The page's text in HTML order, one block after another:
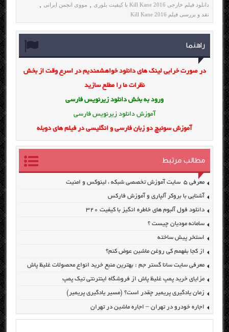
دانلود فیلم خارجی Kill Kane 2016 با کیفیت بلوری , مووی انجمن ایرانی ,
نقد و بررسی فیلم Kill Kane 2016
راهنما
در صورت خرابی لینک های دانلود خواهشمندیم در اسرع وقت از بخش
نظرات ما را مطلع سازید
ورود به بخش دانلود زیرنویس فارسی
آموزش دانلود زیرنویس فارسی
آموزش سوئیچ دو زبان فارسی و انگلیسی در فیلم های دوبله
مطالب مرتبط
معرفی ۵ سایت آموزش تخصصی شبکه ، لینوکس و امنیت
آشنایی با بروکر آلپاری و آموزش فارکس
دانلود فول آلبوم های خاطره انگیز با کیفیت ۳۲۰
سامانه مودیان چیست ؟
استخر پیش ساخته
از کجا بفهمم کی روغن ماشین عوض کنم؟
معرفی سایت سانا گستر جم : بهترین منبع خرید انواع محصولات غلیظ پاش
مزایای خرید پمپ غلیظ پاش از فروشگاه اینترنتی تیک پمپ
زمان یادگیری پریمیر چقدر است؟ (مسیر یادگیری پریمیر)
اجاره خودرو در تهران – اجاره ماشین در تهران